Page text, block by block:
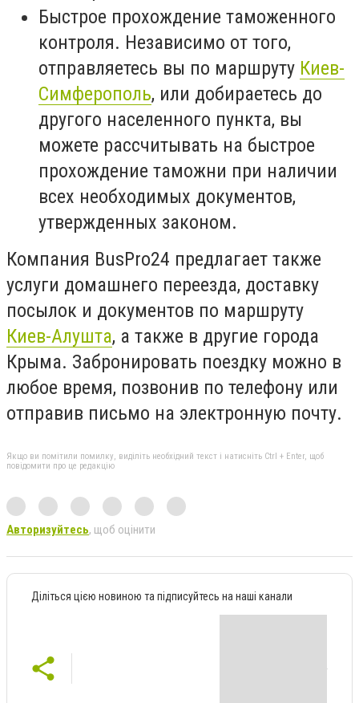
Быстрое прохождение таможенного
контроля. Независимо от того,
отправляетесь вы по маршруту Киев-
Симферополь, или добираетесь до
другого населенного пункта, вы
можете рассчитывать на быстрое
прохождение таможни при наличии
всех необходимых документов,
утвержденных законом.
Компания BusPro24 предлагает также
услуги домашнего переезда, доставку
посылок и документов по маршруту
Киев-Алушта, а также в другие города
Крыма. Забронировать поездку можно в
любое время, позвонив по телефону или
отправив письмо на электронную почту.
Якщо ви помітили помилку, виділіть необхідний текст і натисніть Ctrl + Enter, щоб
повідомити про це редакцію
Авторизуйтесь, щоб оцінити
Діліться цією новиною та підписуйтесь на наші канали